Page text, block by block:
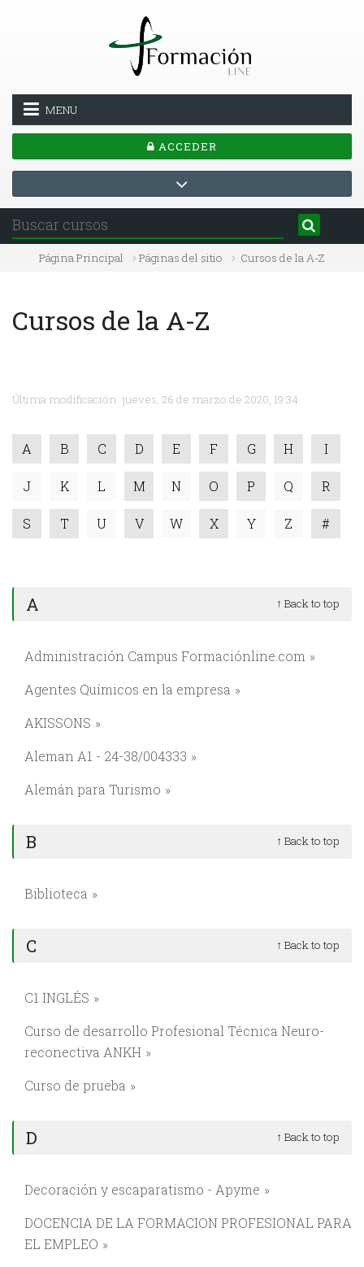
MENU
ACCEDER
Página Principal Páginas del sitio Cursos de la A-Z
Cursos de la A-Z
Última modificación: jueves, 26 de marzo de 2020, 19:34
A B C D E F G H I
J K L M N O P Q R
S T U V W X Y Z #
A ↑ Back to top
Administración Campus Formaciónline.com
Agentes Químicos en la empresa
AKISSONS
Aleman A1 - 24-38/004333
Alemán para Turismo
B ↑ Back to top
Biblioteca
C ↑ Back to top
C1 INGLÉS
Curso de desarrollo Profesional Técnica Neuro-
reconectiva ANKH
Curso de prueba
D ↑ Back to top
Decoración y escaparatismo - Apyme
DOCENCIA DE LA FORMACION PROFESIONAL PARA
EL EMPLEO